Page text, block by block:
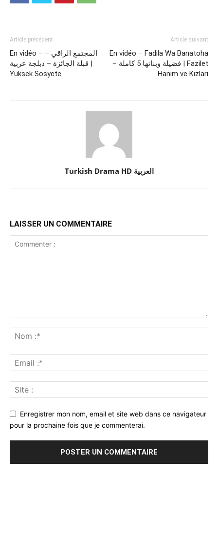
Article précédent
En vidéo – المجتمع الراقي –
قبلة الجائزة – دبلجة عربية |
Yüksek Sosyete
Article suivant
En vidéo – Fadila Wa Banatoha
– فضيلة وبناتها 5 كاملة | Fazilet
Hanım ve Kızları
Turkish Drama HD العربية
LAISSER UN COMMENTAIRE
Enregistrer mon nom, email et site web dans ce navigateur
pour la prochaine fois que je commenterai.